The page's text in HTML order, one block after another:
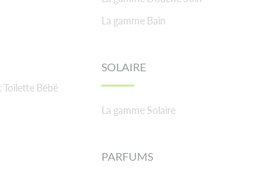
Toilette Bébé
La gamme Bain
SOLAIRE
La gamme Solaire
PARFUMS